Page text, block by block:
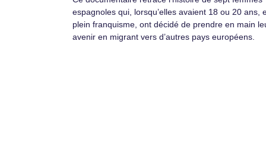
espagnoles qui, lorsqu’elles avaient 18 ou 20 ans,
plein franquisme, ont décidé de prendre en main
avenir en migrant vers d’autres pays européens.